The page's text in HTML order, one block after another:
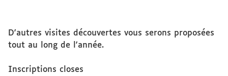
D'autres visites découvertes vous serons proposées
tout au long de l'année.
Inscriptions closes